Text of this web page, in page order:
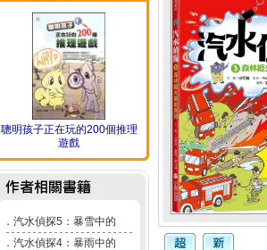
聰明孩子正在玩的200個推理
遊戲
． 汽水偵探5：暴雪中的
． 汽水偵探4：暴雨中的